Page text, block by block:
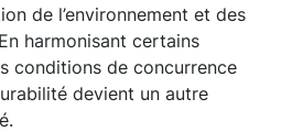
de l’environnement et des
harmonisant certains
conditions de concurrence
devient un autre